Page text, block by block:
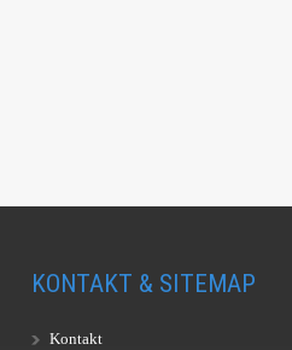
KONTAKT & SITEMAP
Kontakt